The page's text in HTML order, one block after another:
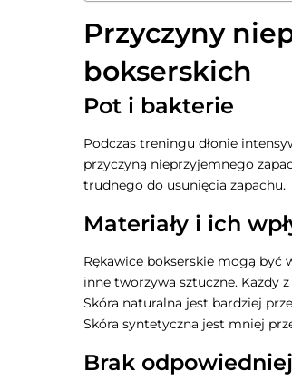
Przyczyny
bokserskich
Pot i bakterie
Podczas treningu dłonie
przyczyną nieprzyjemnego
trudnego do usunięcia zapachu.
Materiały i ich
Rękawice bokserskie mogą być
inne tworzywa sztuczne. Każdy
Skóra naturalna jest bardziej
Skóra syntetyczna jest mniej
Brak